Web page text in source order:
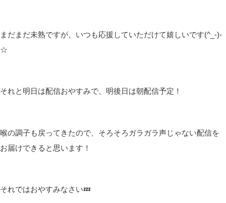
まだまだ未熟ですが、いつも応援していただけて嬉しいです(^_-)-
☆
それと明日は配信おやすみで、明後日は朝配信予定！
喉の調子も戻ってきたので、そろそろガラガラ声じゃない配信を
お届けできると思います！
それではおやすみなさい💤